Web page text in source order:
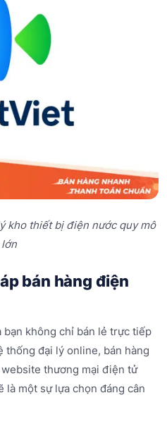
kho thiết bị điện nước quy mô
lớn
bán hàng điện
bạn không chỉ bán lẻ trực tiếp
thống đại lý online, bán hàng
thương mại điện tử
là một sự lựa chọn đáng cân